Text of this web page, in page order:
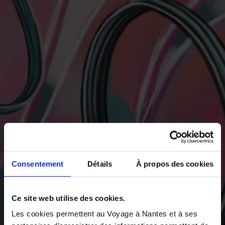
Consentement Détails À propos des cookies
Ce site web utilise des cookies.
Les cookies permettent au Voyage à Nantes et à ses